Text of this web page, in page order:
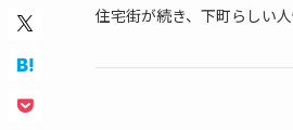
住宅街が続き、下町らしい